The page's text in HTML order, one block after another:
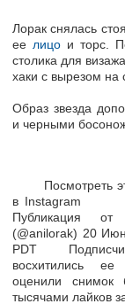
Лорак снялась
ее лицои торс.
столика для
хаки с вырезом на
Образ звезда
и черными
Посмотреть
в
Публикация
(@anilorak) 20
PDT
восхитились
оценили
тысячами лайков